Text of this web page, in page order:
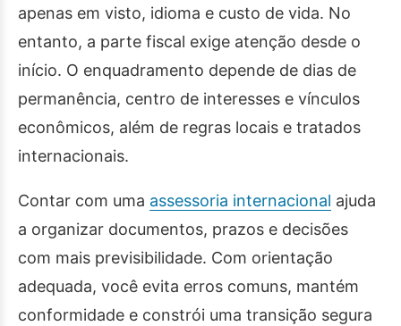
apenas em visto, idioma e custo de vida. No
entanto, a parte fiscal exige atenção desde o
início. O enquadramento depende de dias de
permanência, centro de interesses e vínculos
econômicos, além de regras locais e tratados
internacionais.
Contar com uma assessoria internacional ajuda
a organizar documentos, prazos e decisões
com mais previsibilidade. Com orientação
adequada, você evita erros comuns, mantém
conformidade e constrói uma transição segura